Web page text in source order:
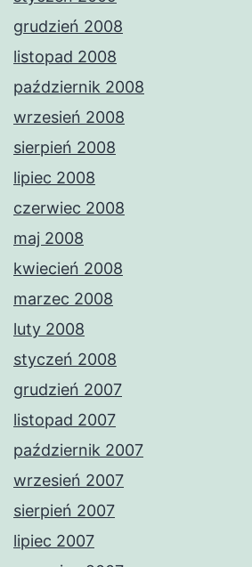
grudzień 2008
listopad 2008
październik 2008
wrzesień 2008
sierpień 2008
lipiec 2008
czerwiec 2008
maj 2008
kwiecień 2008
marzec 2008
luty 2008
styczeń 2008
grudzień 2007
listopad 2007
październik 2007
wrzesień 2007
sierpień 2007
lipiec 2007